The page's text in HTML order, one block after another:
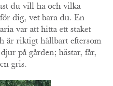
du vill ha och vilka
dig, vet bara du. En
var att hitta ett staket
är riktigt hållbart eftersom
på gården; hästar, får,
gris.